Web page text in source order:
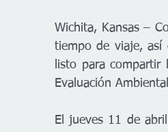
Wichita, Kansas –
tiempo de viaje, así
listo para compartir
Evaluación
El jueves 11 de